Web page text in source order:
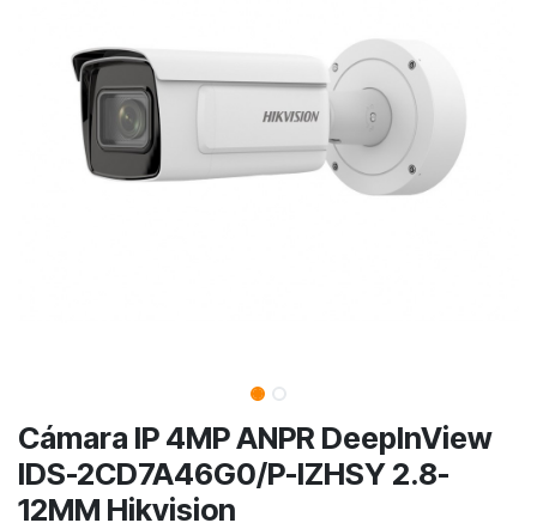
Cámara IP 4MP ANPR DeepInView
IDS-2CD7A46G0/P-IZHSY 2.8-
12MM Hikvision